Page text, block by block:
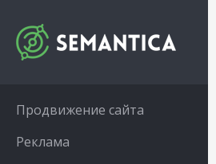
Продвижение сайта
Реклама